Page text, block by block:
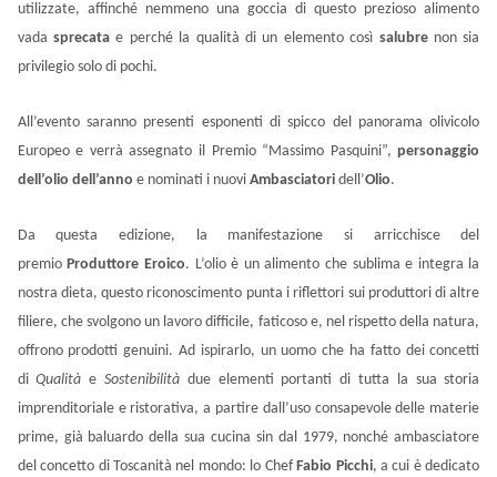
utilizzate, affinché nemmeno una goccia di questo prezioso alimento
vadasprecata e perché la qualità di un elemento così salubrenon sia
privilegio solo di pochi.
All’evento saranno presenti esponenti di spicco del panorama olivicolo
Europeo e verrà assegnato il Premio “Massimo Pasquini”,personaggio
dell’olio dell’anno e nominati i nuovi Ambasciatoridell’Olio.
Da questa edizione, la manifestazione si arricchisce del
premioProduttore Eroico. L’olio è un alimento che sublima e integra la
nostra dieta, questo riconoscimento punta i riflettori sui produttori di altre
filiere, che svolgono un lavoro difficile, faticoso e, nel rispetto della natura,
offrono prodotti genuini.Ad ispirarlo, un uomo che ha fatto dei concetti
diQualità eSostenibilità due elementi portanti di tutta la sua storia
imprenditoriale e ristorativa, a partire dall’uso consapevole delle materie
prime, già baluardo della sua cucina sin dal 1979, nonché ambasciatore
del concetto di Toscanità nel mondo: lo ChefFabio Picchi, a cui è dedicato